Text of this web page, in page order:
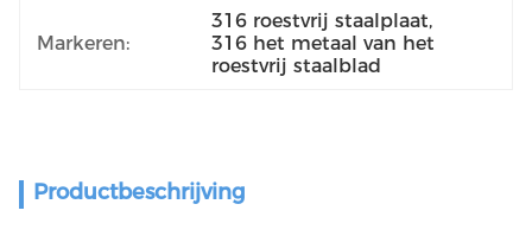
Markeren:
316 roestvrij staalplaat,
316 het metaal van het
roestvrij staalblad
Productbeschrijving